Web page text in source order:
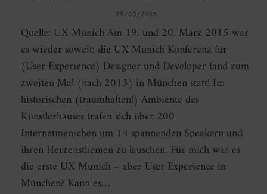
29/03/2015
Quelle: UX Munich Am 19. und 20. März 2015 war
es wieder soweit: die UX Munich Konferenz für
(User Experience) Designer und Developer fand zum
zweiten Mal (nach 2013) in München statt! Im
historischen (traumhaften!) Ambiente des
Künstlerhauses trafen sich über 200
Internetmenschen um 14 spannenden Speakern und
ihren Herzensthemen zu lauschen. Für mich war es
die erste UX Munich – aber User Experience in
München? Kann es…